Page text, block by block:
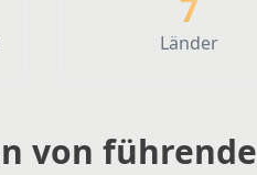
Einsatz Länder
7
Länder
von